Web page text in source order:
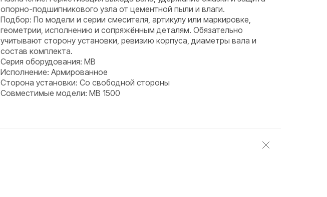
опорно-подшипникового узла от цементной пыли и влаги.
Подбор: По модели и серии смесителя, артикулу или маркировке,
геометрии, исполнению и сопряжённым деталям. Обязательно
учитывают сторону установки, ревизию корпуса, диаметры вала и
состав комплекта.
Серия оборудования: MB
Исполнение: Армированное
Сторона установки: Со свободной стороны
Совместимые модели: MB 1500